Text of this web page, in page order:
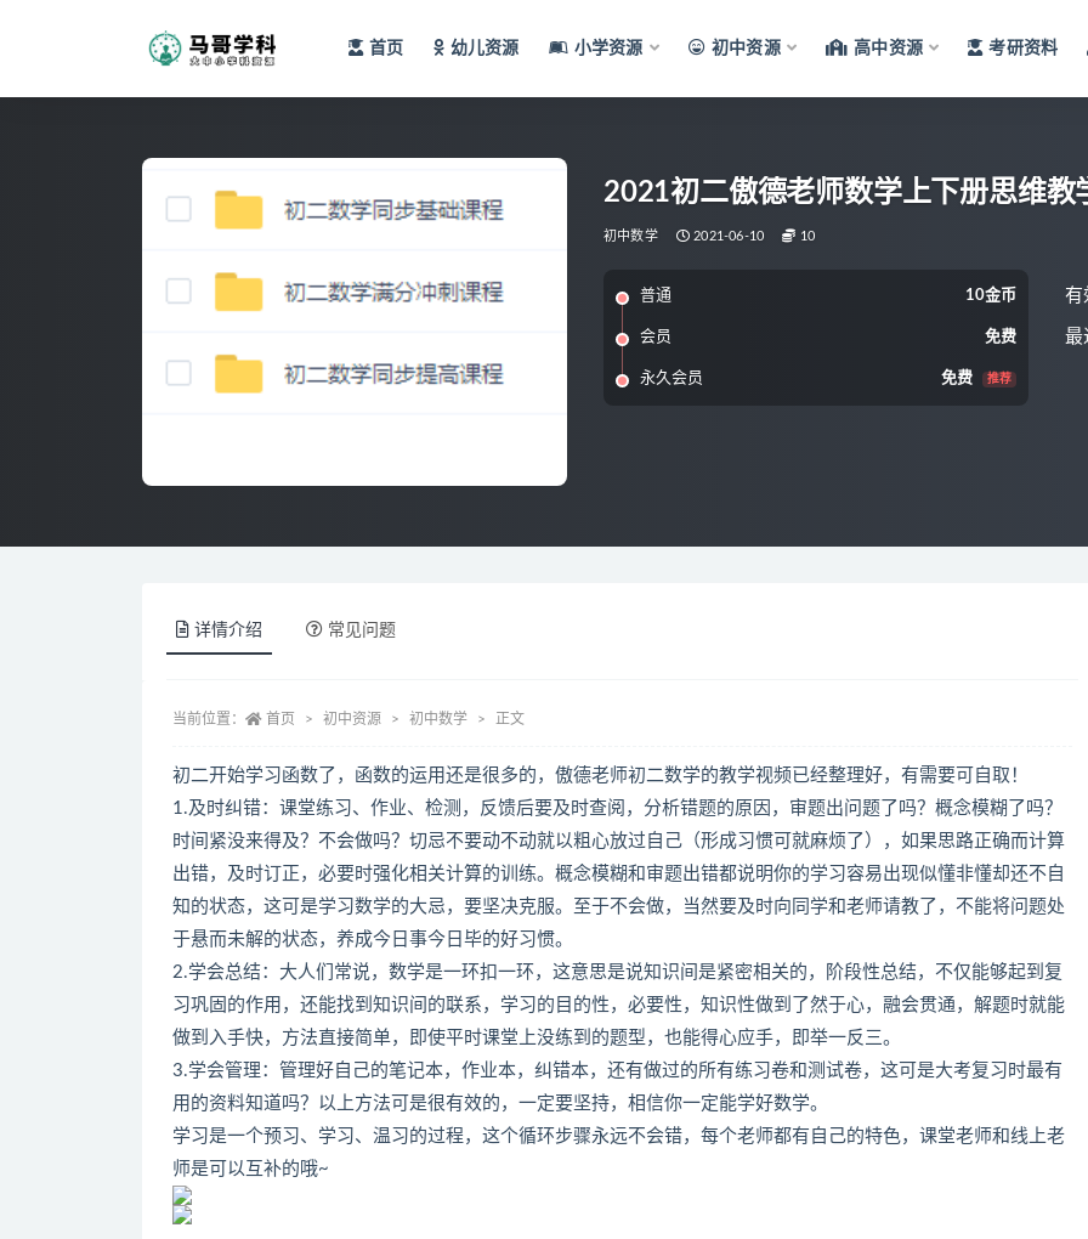
首页 幼儿资源 小学资源 初中资源 高中资源 考研资料
2021初二傲德老师数学上下册思维
初中数学 2021-06-10 10
普通 10金币
会员 免费
永久会员 免费 推荐
有
最
详情介绍 常见问题
当前位置： 首页 初中资源 初中数学 正文
初二开始学习函数了，函数的运用还是很多的，傲德老师初二数学的教学视频已经整理好，有需要可自取！
1.及时纠错：课堂练习、作业、检测，反馈后要及时查阅，分析错题的原因，审题出问题了吗？概念模糊了吗？
时间紧没来得及？不会做吗？切忌不要动不动就以粗心放过自己（形成习惯可就麻烦了），如果思路正确而计算
出错，及时订正，必要时强化相关计算的训练。概念模糊和审题出错都说明你的学习容易出现似懂非懂却还不自
知的状态，这可是学习数学的大忌，要坚决克服。至于不会做，当然要及时向同学和老师请教了，不能将问题处
于悬而未解的状态，养成今日事今日毕的好习惯。
2.学会总结：大人们常说，数学是一环扣一环，这意思是说知识间是紧密相关的，阶段性总结，不仅能够起到复
习巩固的作用，还能找到知识间的联系，学习的目的性，必要性，知识性做到了然于心，融会贯通，解题时就能
做到入手快，方法直接简单，即使平时课堂上没练到的题型，也能得心应手，即举一反三。
3.学会管理：管理好自己的笔记本，作业本，纠错本，还有做过的所有练习卷和测试卷，这可是大考复习时最有
用的资料知道吗？以上方法可是很有效的，一定要坚持，相信你一定能学好数学。
学习是一个预习、学习、温习的过程，这个循环步骤永远不会错，每个老师都有自己的特色，课堂老师和线上老
师是可以互补的哦~